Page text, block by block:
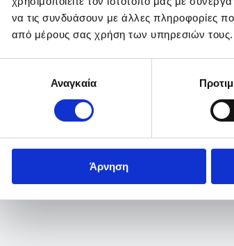
να τις συνδυάσουν με άλλες πληροφορίες
από μέρους σας χρήση των υπηρεσιών τους.
συγκατάθεσηςΑναγκαία
Άρνηση